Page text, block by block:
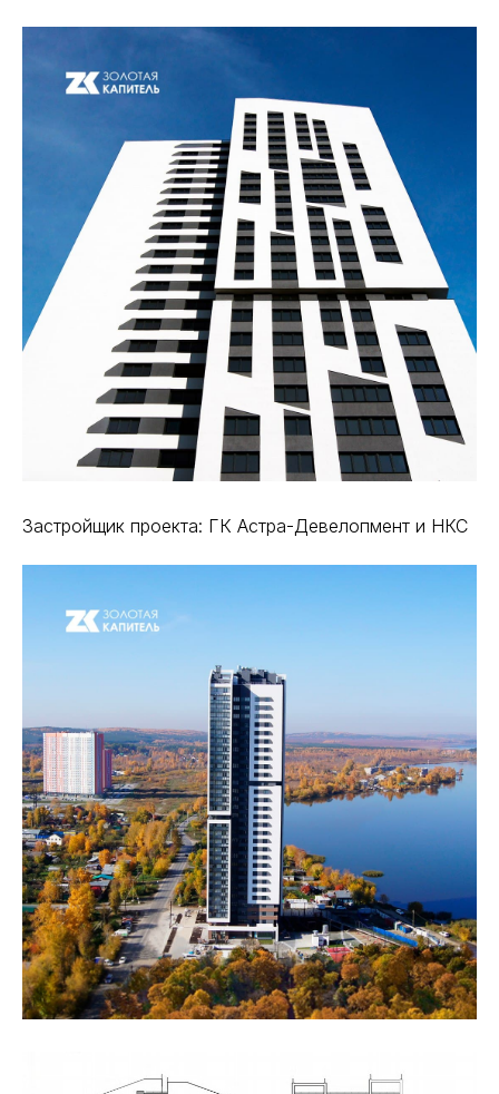
Застройщик проекта: ГК Астра-Девелопмент и НКС